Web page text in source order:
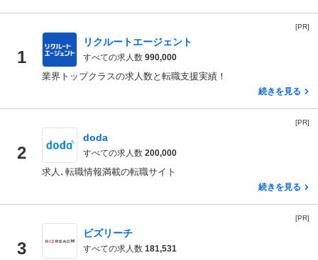
[PR]
1
リクルートエージェント
すべての求人数 990,000
業界トップクラスの求人数と転職支援実績！
続きを見る
[PR]
2
doda
すべての求人数 200,000
求人､転職情報満載の転職サイト
続きを見る
[PR]
3
ビズリーチ
すべての求人数 181,531